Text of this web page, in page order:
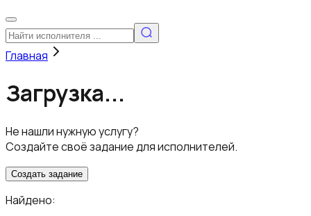
Главная
Загрузка...
Не нашли нужную услугу?
Создайте своё задание для исполнителей.
Создать задание
Найдено: